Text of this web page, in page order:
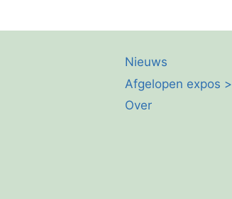
Nieuws
Afgelopen expos >
Over